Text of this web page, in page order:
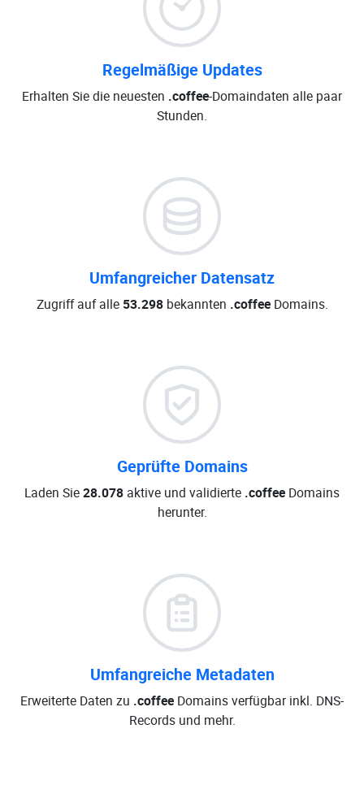
Regelmäßige Updates
Erhalten Sie die neuesten .coffee-Domaindaten alle paar
Stunden.
Umfangreicher Datensatz
Zugriff auf alle 53.298bekannten .coffeeDomains.
Geprüfte Domains
Laden Sie28.078 aktive und validierte .coffee Domains
herunter.
Umfangreiche Metadaten
Erweiterte Daten zu .coffee Domains verfügbar inkl. DNS-
Records und mehr.